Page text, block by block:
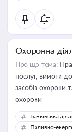
Охоронна
Про що тема:
послуг, вимоги
засобів охорони
охорони
Банківська
Паливно-